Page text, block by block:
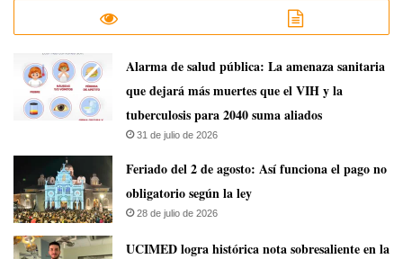
​Alarma de salud pública: La amenaza sanitaria
que dejará más muertes que el VIH y la
tuberculosis para 2040 suma aliados
31 de julio de 2026
Feriado del 2 de agosto: Así funciona el pago no
obligatorio según la ley
28 de julio de 2026
UCIMED logra histórica nota sobresaliente en la